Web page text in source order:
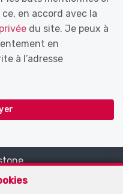
en accord avec la
du site. Je peux à
en
à l’adresse
16